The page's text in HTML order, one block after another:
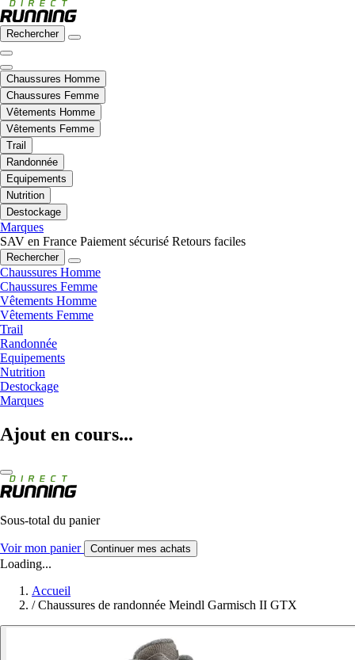
Rechercher
Chaussures Homme
Chaussures Femme
Vêtements Homme
Vêtements Femme
Trail
Randonnée
Equipements
Nutrition
Destockage
Marques
SAV en France Paiement sécurisé Retours faciles
Rechercher
Chaussures Homme
Chaussures Femme
Vêtements Homme
Vêtements Femme
Trail
Randonnée
Equipements
Nutrition
Destockage
Marques
Ajout en cours...
Sous-total du panier
Voir mon panier Continuer mes achats
Loading...
Accueil
/ Chaussures de randonnée Meindl Garmisch II GTX